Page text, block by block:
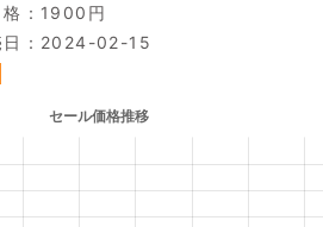
1900円
：2024-02-15